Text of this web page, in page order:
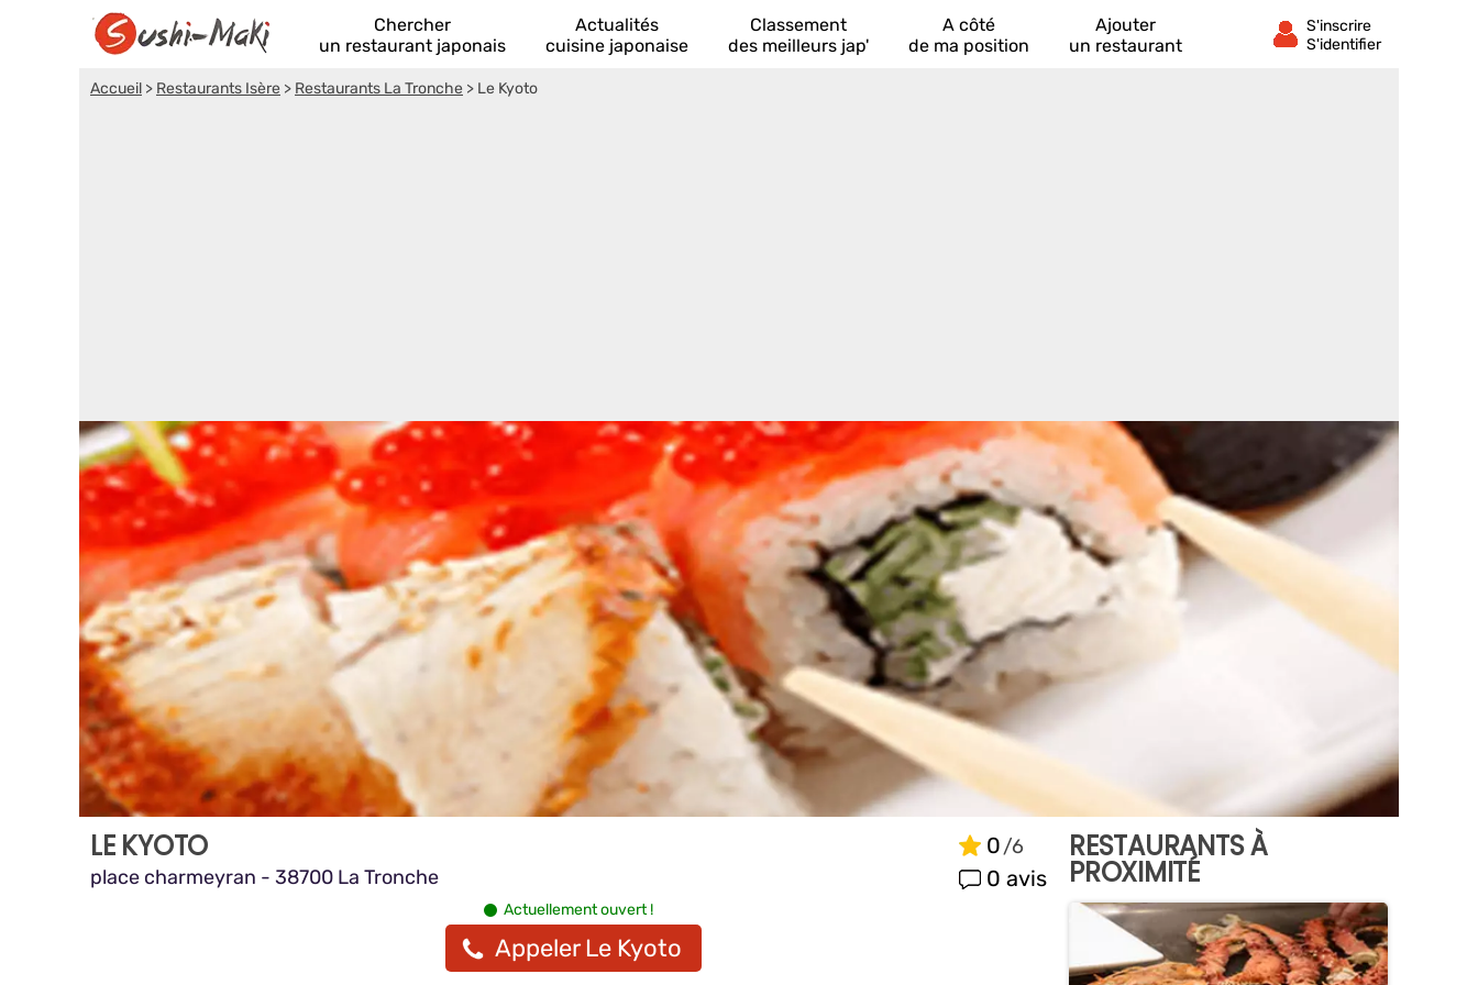
Chercher
un restaurant japonais
Actualités
cuisine japonaise
Classement
des meilleurs jap'
A côté
de ma position
Ajouter
un restaurant
Accueil > Restaurants Isère > Restaurants La Tronche > Le Kyoto
LE KYOTO
place charmeyran - 38700 La Tronche
0
0 avis
Actuellement ouvert !
Appeler Le Kyoto
RESTAURANTS À
PROXIMITÉ